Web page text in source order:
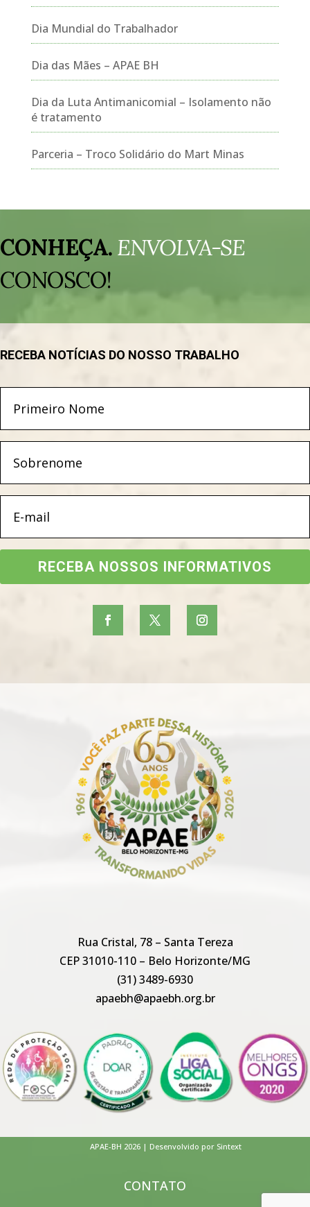
Dia Mundial do Trabalhador
Dia das Mães – APAE BH
Dia da Luta Antimanicomial – Isolamento não
é tratamento
Parceria – Troco Solidário do Mart Minas
de
vídeo
CONHEÇA.ENVOLVA-SE
CONOSCO!
RECEBA NOTÍCIAS DO NOSSO TRABALHO
RECEBA NOSSOS INFORMATIVOS
Rua Cristal, 78 – Santa Tereza
CEP 31010-110 – Belo Horizonte/MG
(31) 3489-6930
apaebh@apaebh.org.br
APAE-BH 2026 | Desenvolvido por Sintext
CONTATO